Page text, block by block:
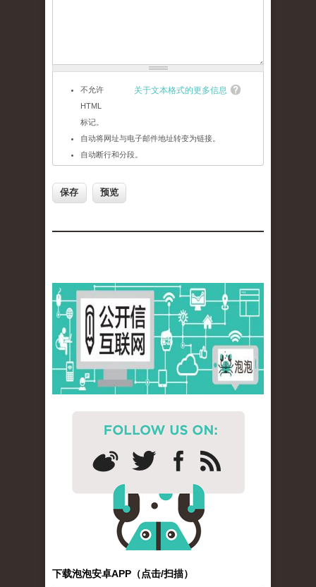
关于文本格式的更多信息
不允许
HTML
标记。
自动将网址与电子邮件地址转变为链接。
自动断行和分段。
下载泡泡安卓APP（点击/扫描）